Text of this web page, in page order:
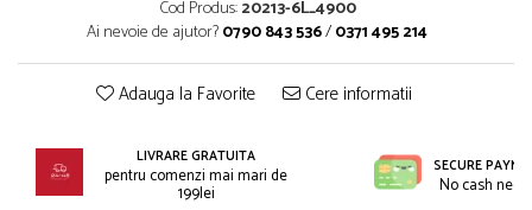
Pantaloni scurti/sorturi
Pijamale
Set 2/3 piese maneca lunga
Trening / Pantaloni sport
Tricouri maneca scurta
Blugi/Pantaloni lungi
Caciuli/Seturi iarna
Colanti/Pantaloni sport
Fuste
Geci iarna/Veste
Cod Produs:20213-6L_4900
Ai nevoie de ajutor?0790 843 536/0371 495 214
Adauga la Favorite Cere informatii
LIVRARE GRATUITA
pentru comenzi mai mari de
199lei
SECURE
No cash